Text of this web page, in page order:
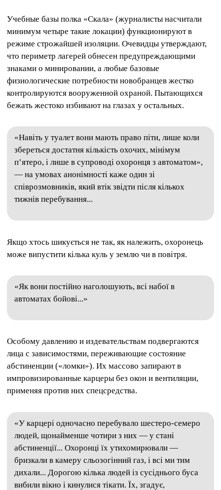
Учебные базы полка «Скала» (журналисты насчитали
минимум четыре такие локации) функционируют в
режиме строжайшей изоляции. Очевидцы утверждают,
что периметр лагерей обнесен предупреждающими
знаками о минировании, а любые базовые
физиологические потребности новобранцев жестко
контролируются вооруженной охраной. Пытающихся
бежать жестоко избивают на глазах у остальных.
«Навіть у туалет вони мають право піти, лише коли
збереться достатня кількість охочих, мінімум
пʼятеро, і лише в супроводі охоронця з автоматом»,
— на умовах анонімності каже один зі
співрозмовників, який втік звідти після кількох
тижнів перебування...
Якщо хтось шикується не так, як належить, охоронець
може випустити кілька куль у землю чи в повітря.
«Як вони постійно наголошують, всі набої в
автоматах бойові...»
Особому давлению и издевательствам подвергаются
лица с зависимостями, переживающие состояние
абстиненции («ломки»). Их массово запирают в
импровизированные карцеры без окон и вентиляции,
применяя против них спецсредства.
«У карцері одночасно перебувало шестеро-семеро
людей, щонайменше чотири з них — у стані
абстиненції... Охоронці їх утихомирювали —
бризкали в камеру сльозогінний газ, і всі ми тим
дихали... Дорогою кілька людей із сусіднього буса
вибили вікно і кинулися тікати. Їх, згадує,